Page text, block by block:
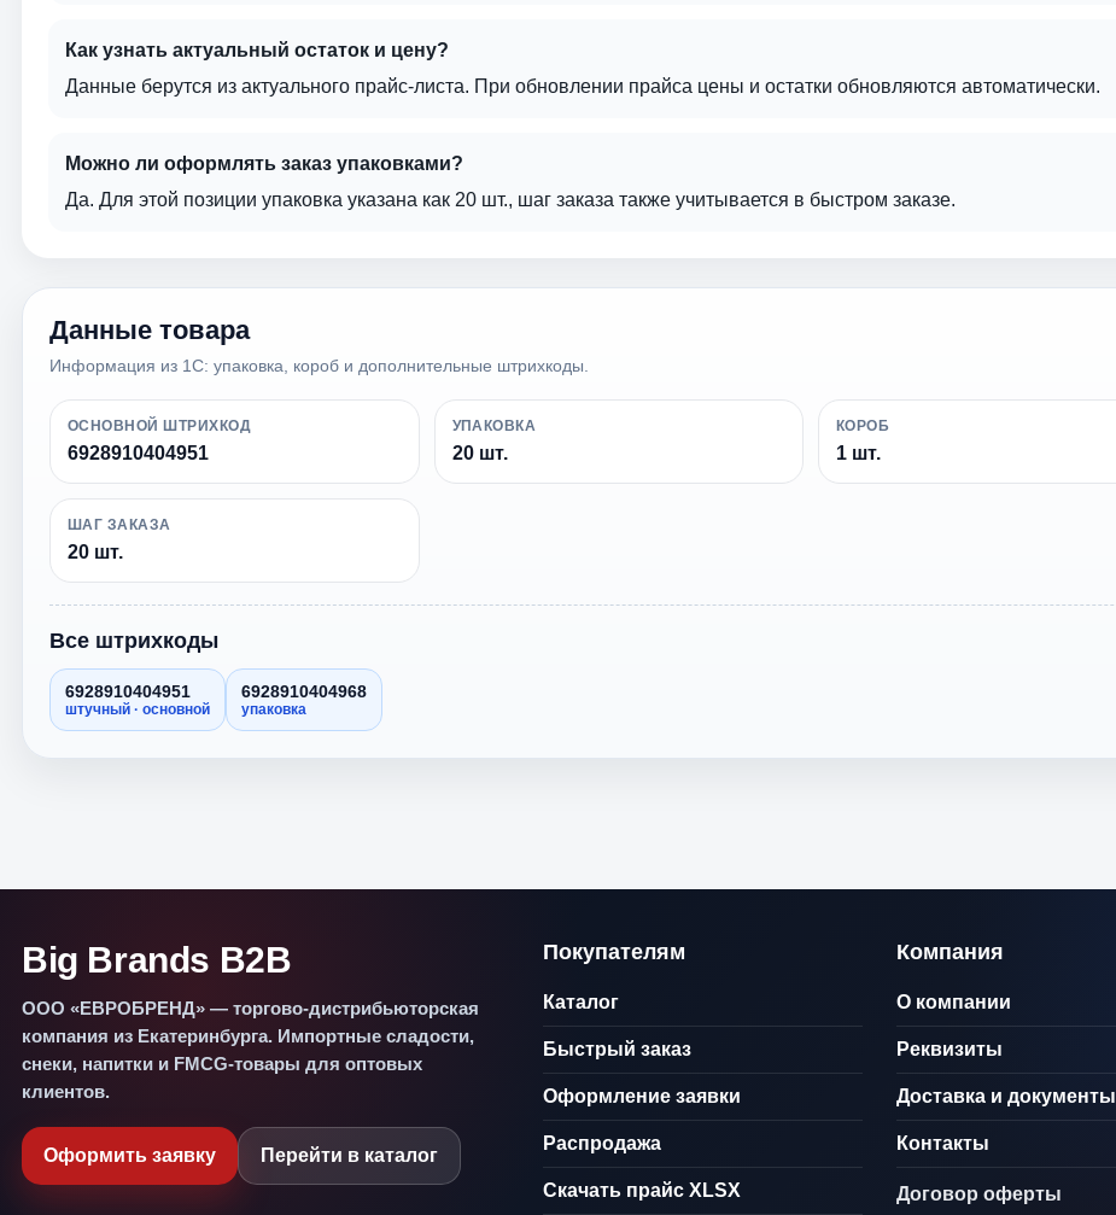
Как узнать актуальный остаток и цену?
Данные берутся из актуального прайс-листа. При обновлении прайса цены и остатки обновляются автоматически.
Можно ли оформлять заказ упаковками?
Да. Для этой позиции упаковка указана как 20 шт., шаг заказа также учитывается в быстром заказе.
Данные товара
Информация из 1С: упаковка, короб и дополнительные штрихкоды.
ОСНОВНОЙ ШТРИХКОД
6928910404951
УПАКОВКА
20 шт.
КОРОБ
1 шт.
ШАГ ЗАКАЗА
20 шт.
Все штрихкоды
6928910404951
штучный · основной
6928910404968
упаковка
Big Brands B2B
ООО «ЕВРОБРЕНД» — торгово-дистрибьюторская
компания из Екатеринбурга. Импортные сладости,
снеки, напитки и FMCG-товары для оптовых
клиентов.
Оформить заявку Перейти в каталог
Покупателям
Каталог
Быстрый заказ
Оформление заявки
Распродажа
Скачать прайс XLSX
Компания
О компании
Реквизиты
Доставка и документы
Контакты
Договор оферты